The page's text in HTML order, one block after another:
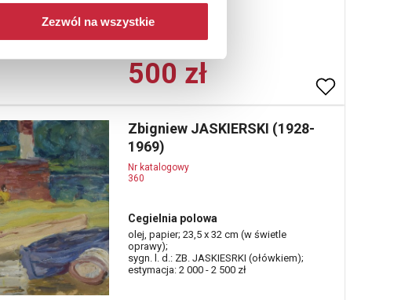
Zezwól na wszystkie
500 zł
Zbigniew JASKIERSKI (1928-
1969)
Nr katalogowy
360
Cegielnia polowa
olej, papier; 23,5 x 32 cm (w świetle
oprawy);
sygn. l. d.: ZB. JASKIESRKI (ołówkiem);
estymacja: 2 000 - 2 500 zł